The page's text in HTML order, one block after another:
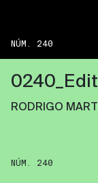
NÚM. 240
RODRIGO
NÚM. 240